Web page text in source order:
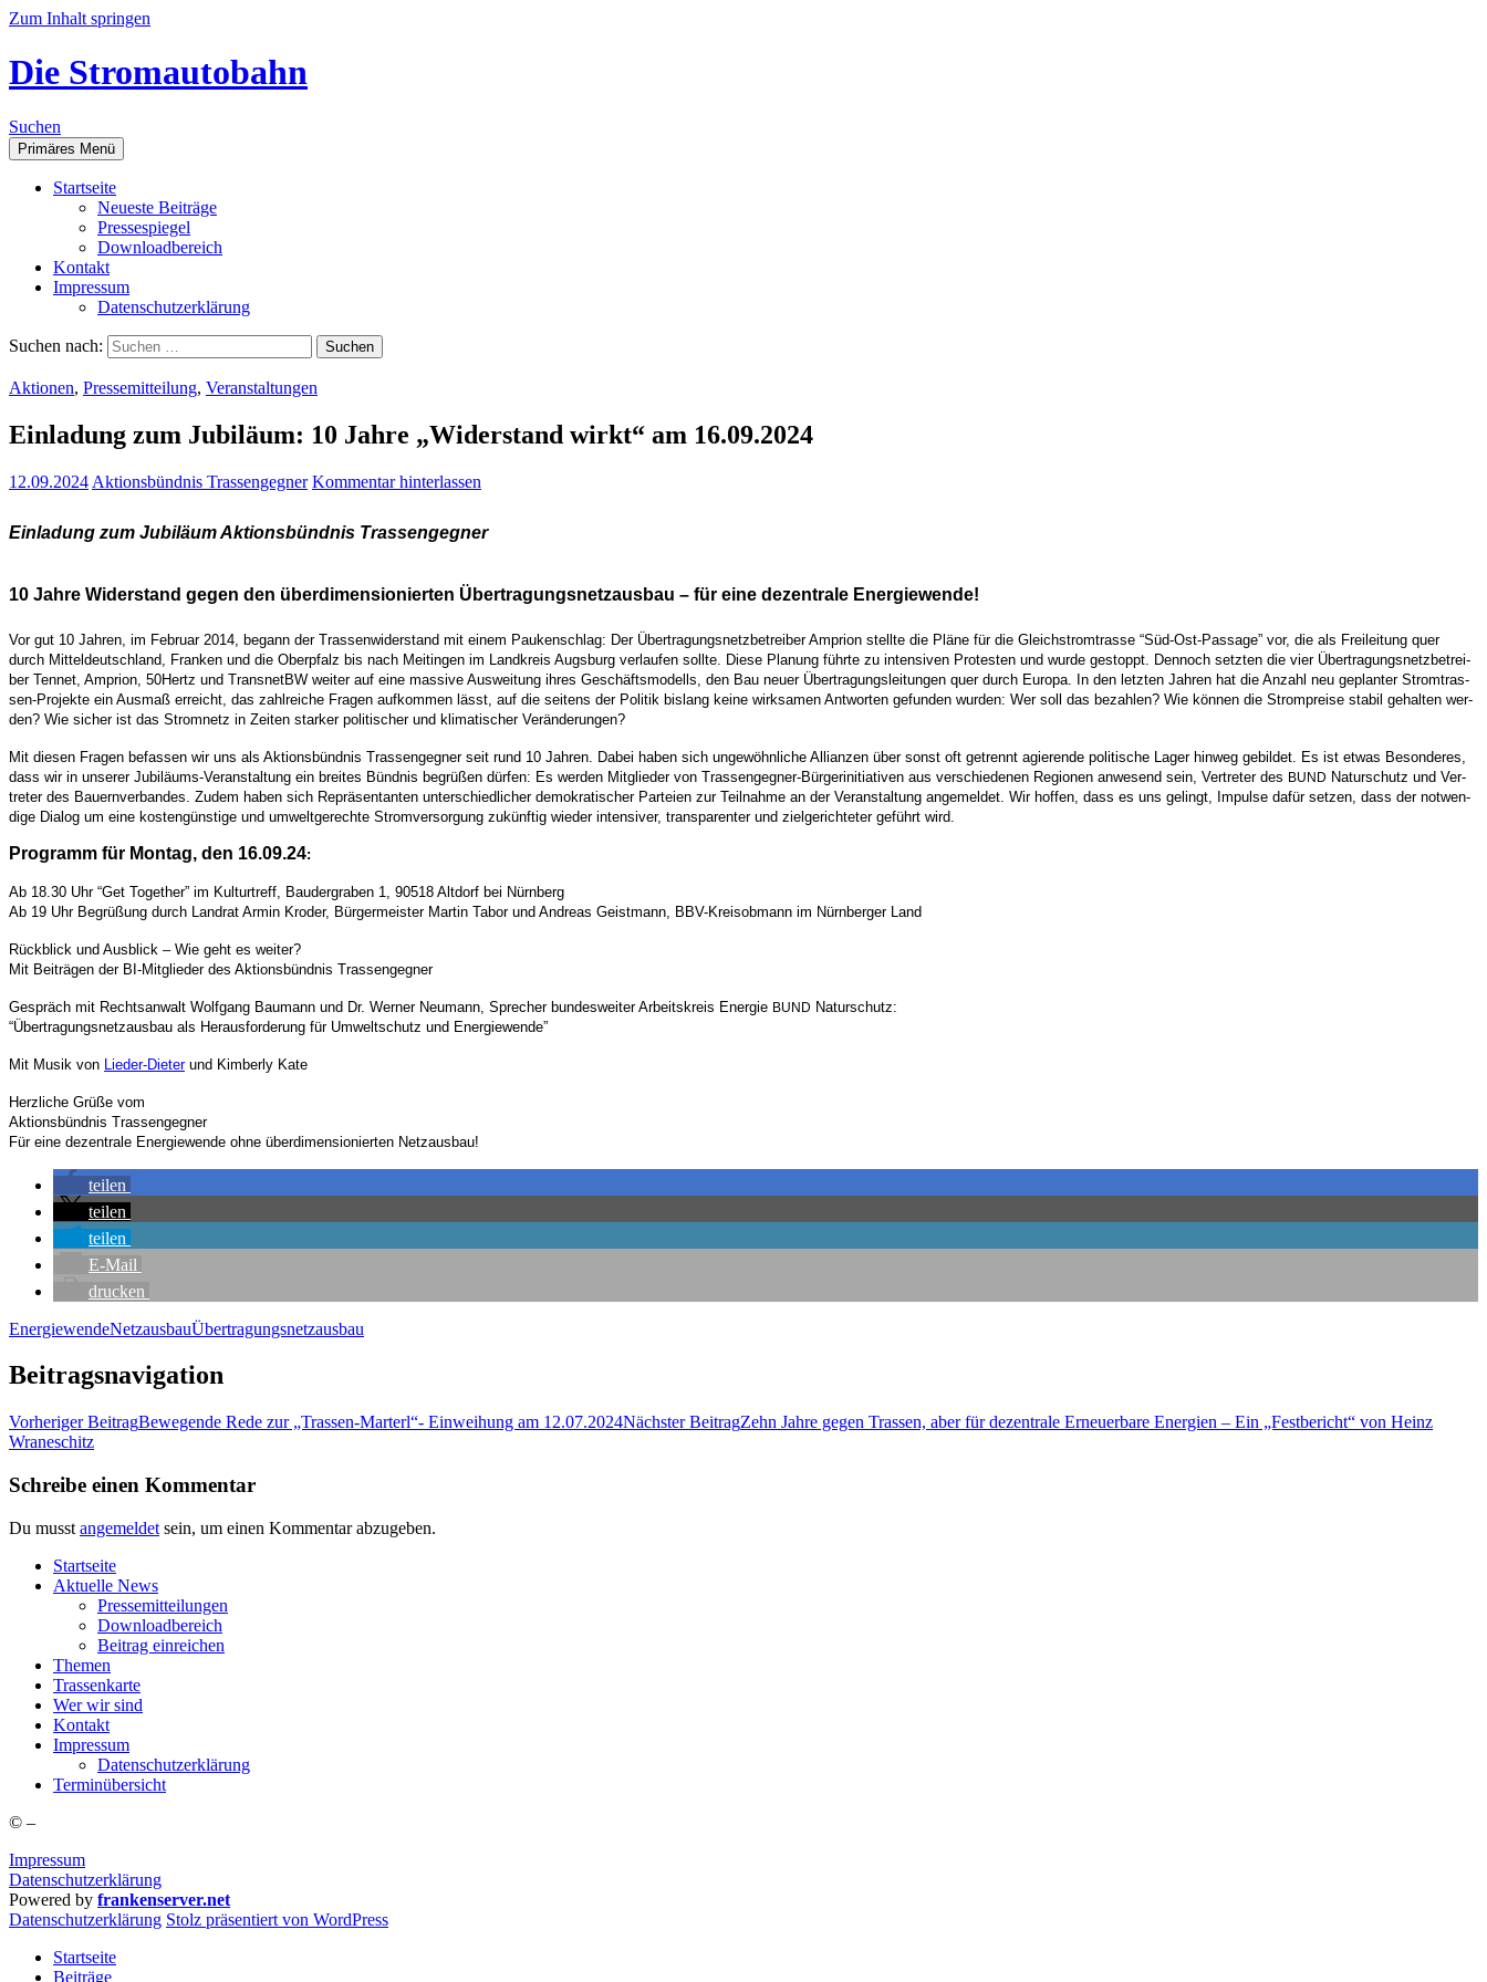
Zum Inhalt springen
Die Stromautobahn
Suchen
Primäres Menü
Start­sei­te
Neu­es­te Beiträge
Pres­se­spie­gel
Down­load­be­reich
Kon­takt
Impres­sum
Daten­schutz­er­klä­rung
Suchen nach:
Aktionen, Pressemitteilung, Veranstaltungen
Ein­la­dung zum Jubi­lä­um: 10 Jah­re „Wider­stand wirkt“ am 16.09.2024
12.09.2024 Aktionsbündnis Trassengegner Kommentar hinterlassen
Ein­la­dung zum Jubi­lä­um Akti­ons­bünd­nis Trassengegner
10 Jah­re Wider­stand gegen den über­di­men­sio­nier­ten Über­tra­gungs­netz­aus­bau – für eine dezen­tra­le Energiewende!
Vor gut 10 Jah­ren, im Febru­ar 2014, begann der Tras­sen­wi­der­stand mit einem Pau­ken­schlag: Der Über­tra­gungs­netz­be­trei­ber Ampri­on stell­te die Plä­ne für die Gleich­strom­tras­se “Süd-Ost-Pas­sa­ge” vor, die als Frei­lei­tung quer
durch Mit­tel­deutsch­land, Fran­ken und die Ober­pfalz bis nach Meit­in­gen im Land­kreis Augs­burg ver­lau­fen soll­te. Die­se Pla­nung führ­te zu inten­si­ven Pro­tes­ten und wur­de gestoppt. Den­noch setz­ten die vier Über­tra­gungs­netz­be­trei­
ber Ten­net, Ampri­on, 50Hertz und Trans­netBW wei­ter auf eine mas­si­ve Aus­wei­tung ihres Geschäfts­mo­dells, den Bau neu­er Über­tra­gungs­lei­tun­gen quer durch Euro­pa. In den letz­ten Jah­ren hat die Anzahl neu geplan­ter Strom­tras­
sen-Pro­jek­te ein Aus­maß erreicht, das zahl­rei­che Fra­gen auf­kom­men lässt, auf die sei­tens der Poli­tik bis­lang kei­ne wirk­sa­men Ant­wor­ten gefun­den wur­den: Wer soll das bezah­len? Wie kön­nen die Strom­prei­se sta­bil gehal­ten wer­
den? Wie sicher ist das Strom­netz in Zei­ten star­ker poli­ti­scher und kli­ma­ti­scher Veränderungen?
Mit die­sen Fra­gen befas­sen wir uns als Akti­ons­bünd­nis Tras­sen­geg­ner seit rund 10 Jah­ren. Dabei haben sich unge­wöhn­li­che Alli­an­zen über sonst oft getrennt agie­ren­de poli­ti­sche Lager hin­weg gebil­det. Es ist etwas Beson­de­res,
dass wir in unse­rer Jubi­lä­ums-Ver­an­stal­tung ein brei­tes Bünd­nis begrü­ßen dür­fen: Es wer­den Mit­glie­der von Tras­sen­geg­ner-Bür­ger­initia­ti­ven aus ver­schie­de­nen Regio­nen anwe­send sein, Ver­tre­ter des BUND Natur­schutz und Ver­
tre­ter des Bau­ern­ver­ban­des. Zudem haben sich Reprä­sen­tan­ten unter­schied­li­cher demo­kra­ti­scher Par­tei­en zur Teil­nah­me an der Ver­an­stal­tung ange­mel­det. Wir hof­fen, dass es uns gelingt, Impul­se dafür set­zen, dass der not­wen­
di­ge Dia­log um eine kos­ten­güns­ti­ge und umwelt­ge­rech­te Strom­ver­sor­gung zukünf­tig wie­der inten­si­ver, trans­pa­ren­ter und ziel­ge­rich­te­ter geführt wird.
Pro­gramm für Mon­tag, den 16.09.24:
Ab 18.30 Uhr “Get Tog­e­ther” im Kul­tur­treff, Bau­der­gra­ben 1, 90518 Alt­dorf bei Nürnberg
Ab 19 Uhr Begrü­ßung durch Land­rat Armin Kro­der, Bür­ger­meis­ter Mar­tin Tabor und Andre­as Geist­mann, BBV-Kreis­ob­mann im Nürn­ber­ger Land
Rück­blick und Aus­blick – Wie geht es weiter?
Mit Bei­trä­gen der BI-Mit­glie­der des Akti­ons­bünd­nis Trassengegner
Gespräch mit Rechts­an­walt Wolf­gang Bau­mann und Dr. Wer­ner Neu­mann, Spre­cher bun­des­wei­ter Arbeits­kreis Ener­gie BUND Naturschutz:
“Über­tra­gungs­netz­aus­bau als Her­aus­for­de­rung für Umwelt­schutz und Energiewende”
Mit Musik von Lie­der-Die­terund Kim­ber­ly Kate
Herz­li­che Grü­ße vom
Akti­ons­bünd­nis Trassengegner
Für eine dezen­tra­le Ener­gie­wen­de ohne über­di­men­sio­nier­ten Netzausbau!
tei­len
tei­len
tei­len
E‑Mail
dru­cken
EnergiewendeNetzausbauÜbertragungsnetzausbau
Beitragsnavigation
Vorheriger BeitragBewe­gen­de Rede zur „Tras­sen-Mar­terl“- Ein­wei­hung am 12.07.2024Nächster BeitragZehn Jah­re gegen Tras­sen, aber für dezen­tra­le Erneu­er­ba­re Ener­gien – Ein „Fest­be­richt“ von Heinz
Wraneschitz
Schreibe einen Kommentar
Du musst angemeldet sein, um einen Kommentar abzugeben.
Start­sei­te
Aktu­el­le News
Pres­se­mit­tei­lun­gen
Down­load­be­reich
Bei­trag einreichen
The­men
Tras­sen­kar­te
Wer wir sind
Kon­takt
Impres­sum
Daten­schutz­er­klä­rung
Ter­min­über­sicht
© –
Impressum
Datenschutzerklärung
Powered by frankenserver.net
Daten­schutz­er­klä­rung Stolz präsentiert von WordPress
Startseite
Beiträge